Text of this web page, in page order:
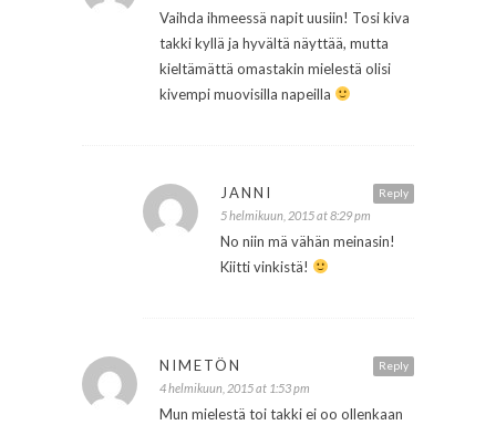
Vaihda ihmeessä napit uusiin! Tosi kiva
takki kyllä ja hyvältä näyttää, mutta
kieltämättä omastakin mielestä olisi
kivempi muovisilla napeilla
Reply
JANNI
5 helmikuun, 2015 at 8:29 pm
No niin mä vähän meinasin!
Kiitti vinkistä!
Reply
NIMETÖN
4 helmikuun, 2015 at 1:53 pm
Mun mielestä toi takki ei oo ollenkaan